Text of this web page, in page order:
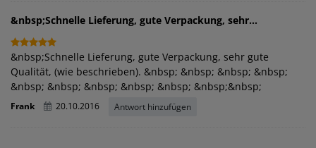
&nbsp;Schnelle Lieferung, gute Verpackung, sehr...
&nbsp;Schnelle Lieferung, gute Verpackung, sehr gute
Qualität, (wie beschrieben). &nbsp; &nbsp; &nbsp; &nbsp;
&nbsp; &nbsp; &nbsp; &nbsp; &nbsp; &nbsp;&nbsp;
Frank 20.10.2016 Antwort hinzufügen